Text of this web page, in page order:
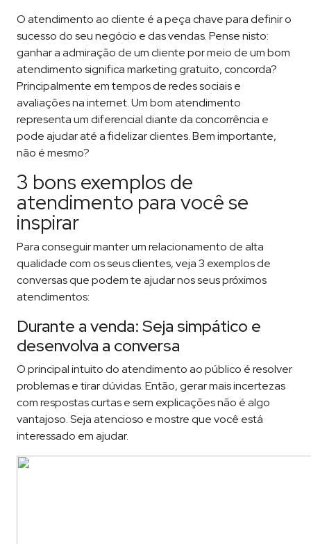
O atendimento ao cliente é a peça chave para definir o
sucesso do seu negócio e das vendas. Pense nisto:
ganhar a admiração de um cliente por meio de um bom
atendimento significa marketing gratuito, concorda?
Principalmente em tempos de redes sociais e
avaliações na internet. Um bom atendimento
representa um diferencial diante da concorrência e
pode ajudar até a fidelizar clientes. Bem importante,
não é mesmo?
3 bons exemplos de
atendimento para você se
inspirar
Para conseguir manter um relacionamento de alta
qualidade com os seus clientes, veja 3 exemplos de
conversas que podem te ajudar nos seus próximos
atendimentos:
Durante a venda: Seja simpático e
desenvolva a conversa
O principal intuito do atendimento ao público é resolver
problemas e tirar dúvidas. Então, gerar mais incertezas
com respostas curtas e sem explicações não é algo
vantajoso. Seja atencioso e mostre que você está
interessado em ajudar.